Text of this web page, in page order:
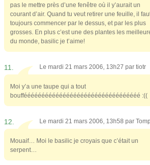
pas le mettre près d’une fenêtre où il y’aurait un
courant d’air. Quand tu veut retirer une feuille, il
toujours commencer par le dessus, et par les plus
grosses. En plus c’est une des plantes les
du monde, basilic je t’aime!
11. Le mardi 21 mars 2006, 13h27 par tiotr
Moi y’a une taupe qui a tout
bouffééééééééééééééééééééééééééééééééé :((
12. Le mardi 21 mars 2006, 13h58 par
Mouaif… Moi le basilic je croyais que c’était un
serpent…